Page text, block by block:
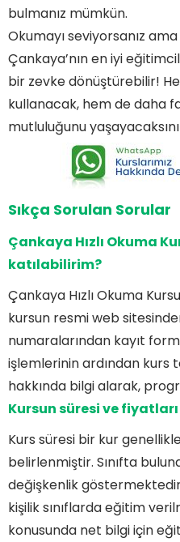
bulmanız mümkün.
Okumayı seviyorsanız
Çankaya’nın en iyi
bir zevke dönüştürebilir!
kullanacak, hem de daha
mutluluğunu
Sıkça Sorulan Sorular
Çankaya Hızlı Okuma
katılabilirim?
Çankaya Hızlı Okuma
kursun resmi web
numaralarından kayıt
işlemlerinin ardından kurs
hakkında bilgi alarak,
Kursun süresi ve
Kurs süresi bir kur
belirlenmiştir. Sınıfta
değişkenlik göstermektedir.
kişilik sınıflarda eğitim
konusunda net bilgi için